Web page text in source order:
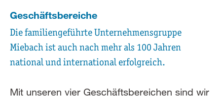
Geschäftsbereiche
Die familiengeführte Unternehmensgruppe
Miebach ist auch nach mehr als 100 Jahren
national und international erfolgreich.
Mit unseren vier Geschäftsbereichen sind wir